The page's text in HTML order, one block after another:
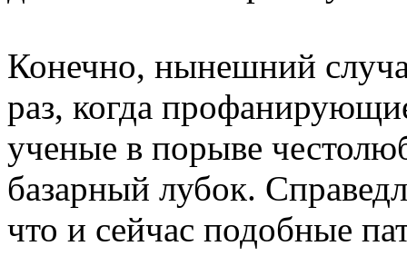
Конечно, нынешний
раз, когда
ученые в порыве
базарный лубок.
что и сейчас подобные